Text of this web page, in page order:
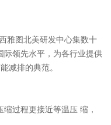
雅图北美研发中心集数十
际领先水平，为各行业提供
减排的典范。
过程更接近等温压 缩，